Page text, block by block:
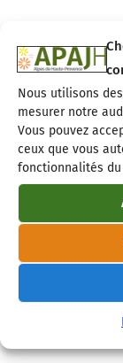
Nous utilisons
mesurer notre
Vous pouvez
ceux que vous
fonctionnalités